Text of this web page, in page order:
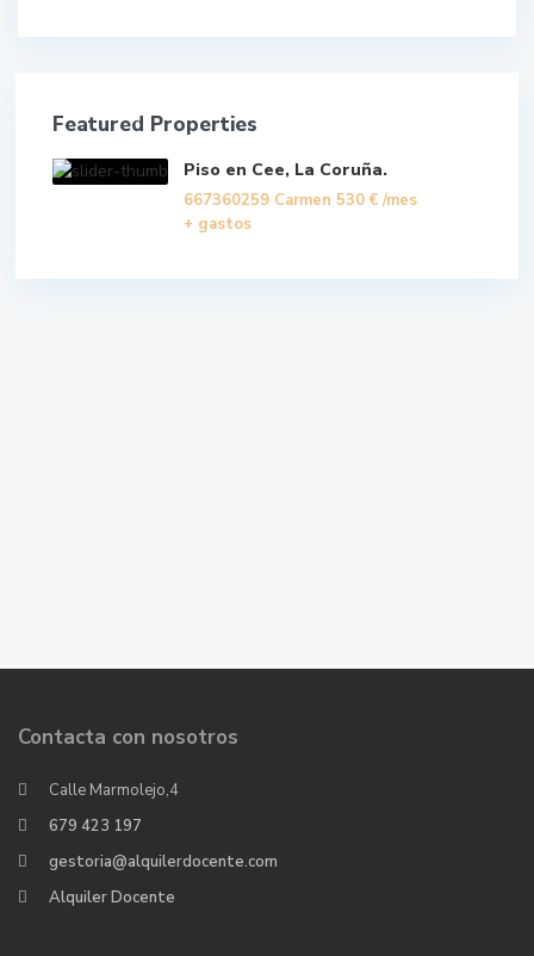
Featured Properties
Piso en Cee, La Coruña.
667360259 Carmen 530 € /mes
+ gastos
Contacta con nosotros
Calle Marmolejo,4
679 423 197
gestoria@alquilerdocente.com
Alquiler Docente